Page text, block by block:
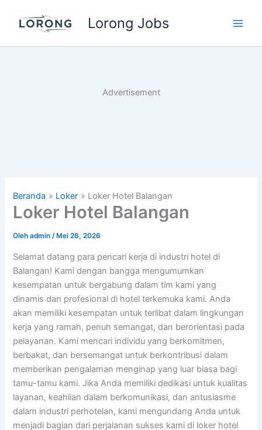
Lorong Jobs
Advertisement
Beranda Loker Loker Hotel Balangan
Loker Hotel Balangan
Olehadmin/ Mei 26, 2026
Selamat datang para pencari kerja di industri hotel di
Balangan! Kami dengan bangga mengumumkan
kesempatan untuk bergabung dalam tim kami yang
dinamis dan profesional di hotel terkemuka kami. Anda
akan memiliki kesempatan untuk terlibat dalam lingkungan
kerja yang ramah, penuh semangat, dan berorientasi pada
pelayanan. Kami mencari individu yang berkomitmen,
berbakat, dan bersemangat untuk berkontribusi dalam
memberikan pengalaman menginap yang luar biasa bagi
tamu-tamu kami. Jika Anda memiliki dedikasi untuk kualitas
layanan, keahlian dalam berkomunikasi, dan antusiasme
dalam industri perhotelan, kami mengundang Anda untuk
menjadi bagian dari perjalanan sukses kami di loker hotel